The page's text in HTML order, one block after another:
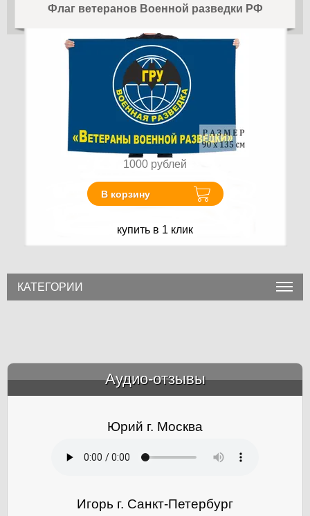
Флаг ветеранов Военной разведки РФ
1000 рублей
В корзину
купить в 1 клик
КАТЕГОРИИ
Аудио-отзывы
Юрий г. Москва
Игорь г. Санкт-Петербург